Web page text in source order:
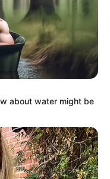
vorgestellt.
about water might be